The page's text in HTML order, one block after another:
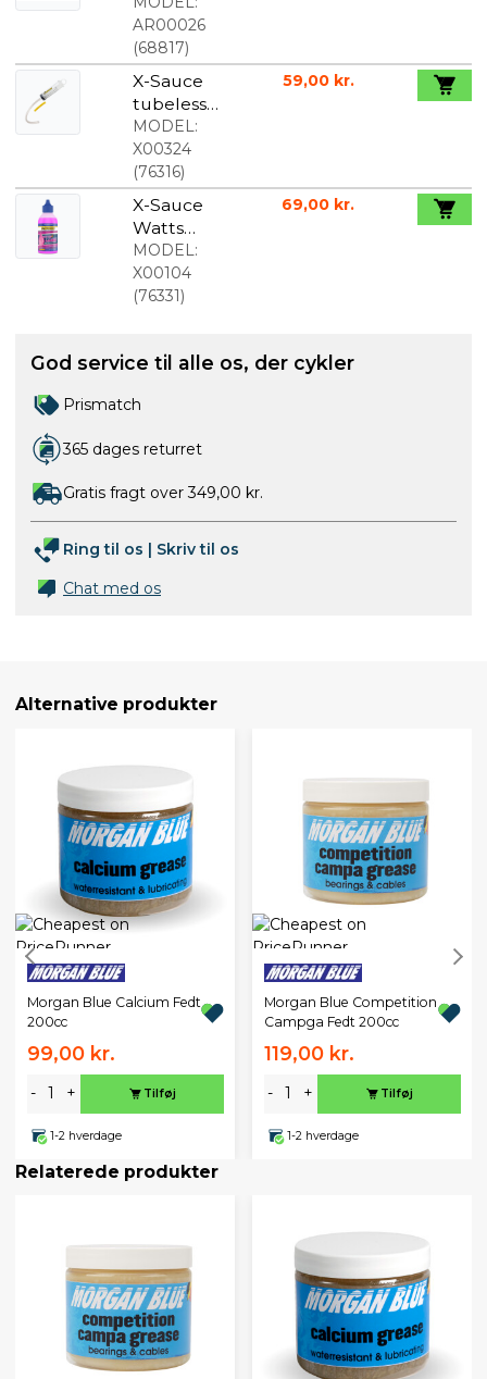
n Campga
Fedt 200cc
AR00026
(68817)
X-Sauce
tubeless
inyector
MODEL:
X00324
(76316)
59,00 kr.
X-Sauce
Watts
Kædeolie
125ml
MODEL:
X00104
(76331)
69,00 kr.
God service til alle os, der cykler
Prismatch
365 dages returret
Gratis fragt over 349,00 kr.
Ring til os | Skriv til os
Chat med os
Alternative produkter
Morgan Blue Calcium Fedt
200cc
99,00 kr.
- + Tilføj
1-2 hverdage
Morgan Blue Competition
Campga Fedt 200cc
119,00 kr.
- + Tilføj
1-2 hverdage
Relaterede produkter